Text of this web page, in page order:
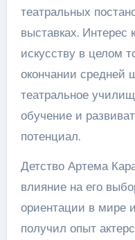
театральных
выставках. Интерес
искусству в целом
окончании средней
театральное
обучение и
потенциал.
Детство Артема
влияние на его
ориентации в мире
получил опыт